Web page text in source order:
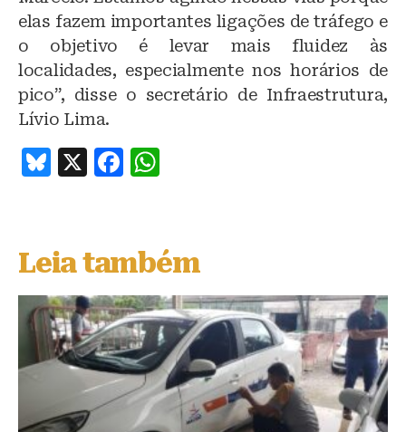
elas fazem importantes ligações de tráfego e
o objetivo é levar mais fluidez às
localidades, especialmente nos horários de
pico”, disse o secretário de Infraestrutura,
Lívio Lima.
B
s
k
y
X
F
e
b
o
o
k
s
A
p
p
Leia também